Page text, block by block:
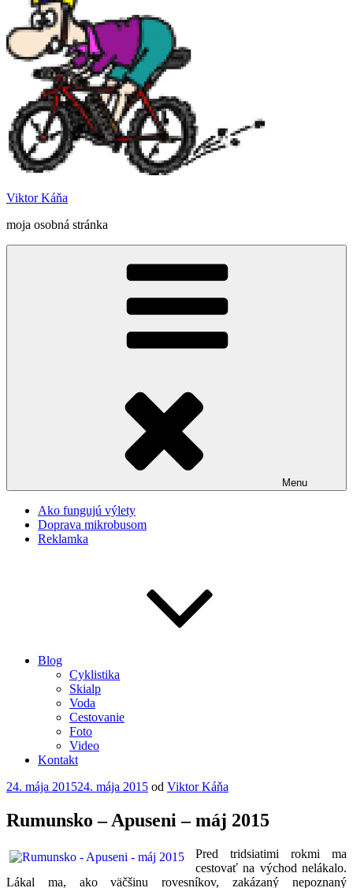
Viktor Káňa
moja osobná stránka
Menu
Ako fungujú výlety
Doprava mikrobusom
Reklamka
Blog
Cyklistika
Skialp
Voda
Cestovanie
Foto
Video
Kontakt
Publikované
24. mája 201524. mája 2015 od Viktor Káňa
Rumunsko – Apuseni – máj 2015
Pred tridsiatimi rokmi ma
cestovať na východ nelákalo.
Lákal ma, ako väčšinu rovesníkov, zakázaný nepoznaný